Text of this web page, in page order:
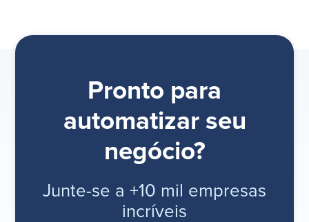
Pronto para
automatizar seu
negócio?
Junte-se a +10 mil empresas
incríveis